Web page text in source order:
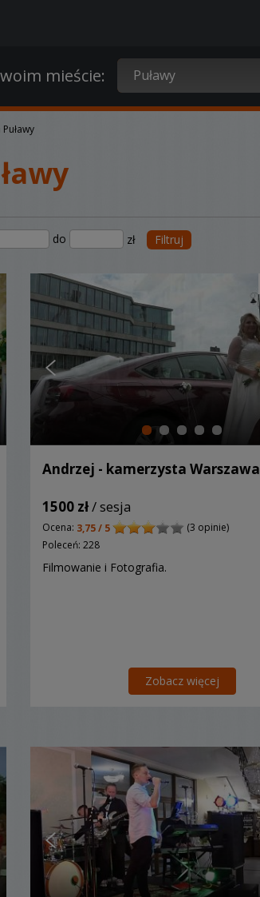
mieście:
do zł Filtruj
Andrzej - kamerzysta Warszawa
1500 zł/ sesja
Ocena: 3,75 / 5
(3 opinie)
Poleceń: 228
Filmowanie i Fotografia.
Zobacz więcej